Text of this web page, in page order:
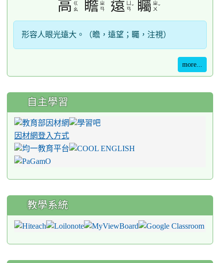
高 ㄍ
ㄠ
瞻 ㄓ
ㄢ
遠 ㄢˇ 矚 ㄓ
ㄨˇ
形容人眼光遠大。（瞻，遠望；矚，注視）
more...
自主學習
因材網登入方式
教學系統